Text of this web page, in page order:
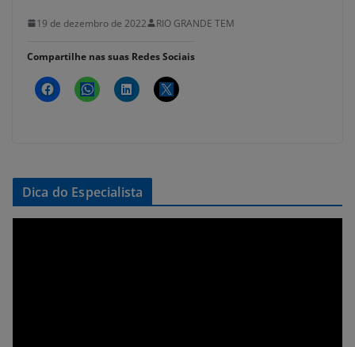
19 de dezembro de 2022 RIO GRANDE TEM
Compartilhe nas suas Redes Sociais
Dica do Especialista